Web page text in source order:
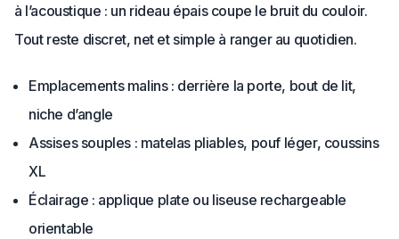
à l’acoustique : un rideau épais coupe le bruit du couloir.
Tout reste discret, net et simple à ranger au quotidien.
Emplacements malins : derrière la porte, bout de lit,
niche d’angle
Assises souples : matelas pliables, pouf léger, coussins
XL
Éclairage : applique plate ou liseuse rechargeable
orientable